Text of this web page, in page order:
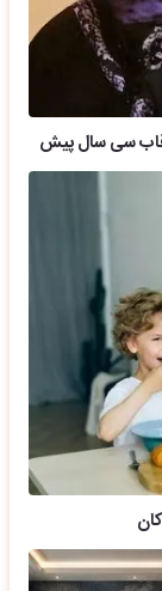
قاب سی سال پیش